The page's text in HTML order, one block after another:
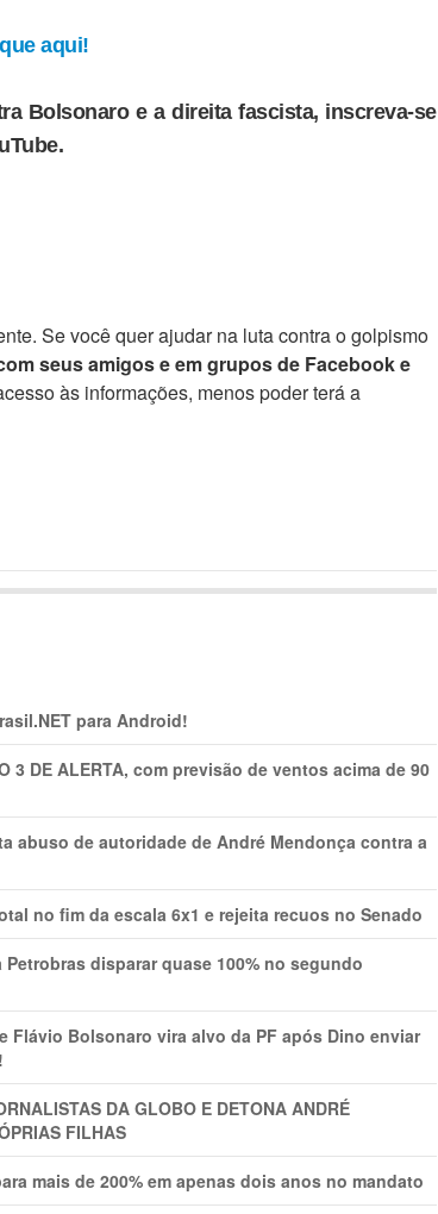
aqui!
Bolsonaro e a direita fascista, inscreva-se
Se você quer ajudar na luta contra o golpismo
seus amigos e em grupos de Facebook e
às informações, menos poder terá a
para Android!
3 DE ALERTA, com previsão de ventos acima de 90
abuso de autoridade de André Mendonça contra a
no fim da escala 6x1 e rejeita recuos no Senado
disparar quase 100% no segundo
Flávio Bolsonaro vira alvo da PF após Dino enviar
DA GLOBO E DETONA ANDRÉ
FILHAS
mais de 200% em apenas dois anos no mandato